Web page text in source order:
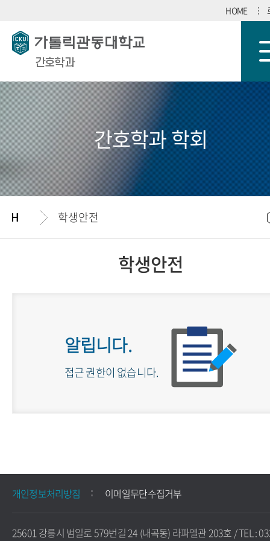
HOME
간호학과
간호학과 학회
학생안전
학생안전
알립니다.
접근 권한이 없습니다.
개인정보처리방침 이메일무단수집거부
25601 강릉시 범일로 579번길 24 (내곡동) 라파엘관 203호 / TEL :